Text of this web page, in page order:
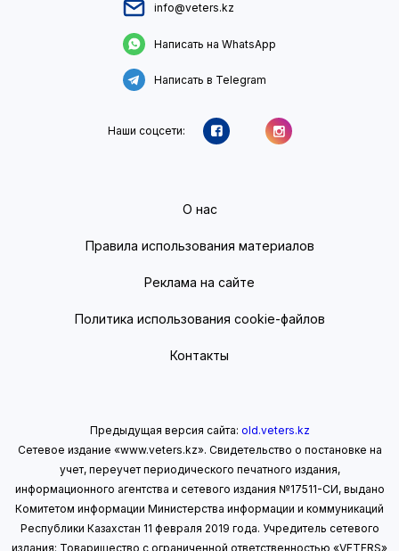
info@veters.kz
Написать на WhatsApp
Написать в Telegram
Наши соцсети:
О нас
Правила использования материалов
Реклама на сайте
Политика использования cookie-файлов
Контакты
Предыдущая версия сайта: old.veters.kz
Сетевое издание «www.veters.kz». Свидетельство о постановке на
учет, переучет периодического печатного издания,
информационного агентства и сетевого издания №17511-СИ, выдано
Комитетом информации Министерства информации и коммуникаций
Республики Казахстан 11 февраля 2019 года. Учредитель сетевого
издания: Товарищество с ограниченной ответственностью «VETERS»